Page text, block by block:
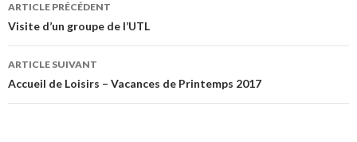
Navigation
des
articles
ARTICLE PRÉCÉDENT
Visite d’un groupe de l’UTL
ARTICLE SUIVANT
Accueil de Loisirs – Vacances de Printemps 2017